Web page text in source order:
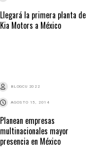
Llegará la primera planta de
Kia Motors a México
BLOGCU 2022
AGOSTO 15, 2014
Planean empresas
multinacionales mayor
presencia en México